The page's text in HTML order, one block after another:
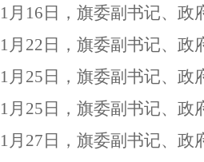
1 月16日，旗委副书记、政
1 月22日，旗委副书记、政
1 月25日，旗委副书记、政
1 月25日，旗委副书记、政
1 月27日，旗委副书记、政